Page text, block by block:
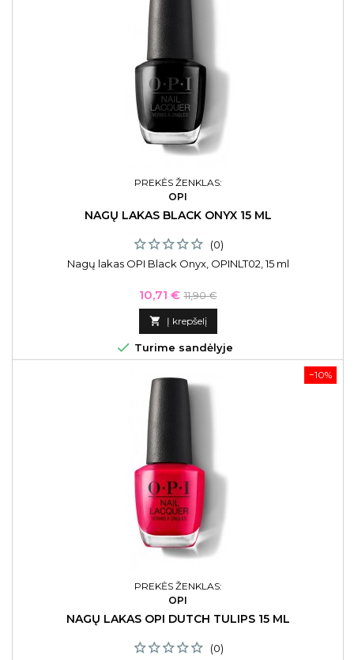
PREKĖS ŽENKLAS:
OPI
NAGŲ LAKAS BLACK ONYX 15 ML
(0)
Nagų lakas OPI Black Onyx, OPINLT02, 15 ml
Kaina
10,71 € Bazinė
kaina
11,90 €
 Į krepšelį
 Turime sandėlyje
−10%
PREKĖS ŽENKLAS:
OPI
NAGŲ LAKAS OPI DUTCH TULIPS 15 ML
(0)